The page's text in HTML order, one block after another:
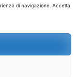
di navigazione. Accetta